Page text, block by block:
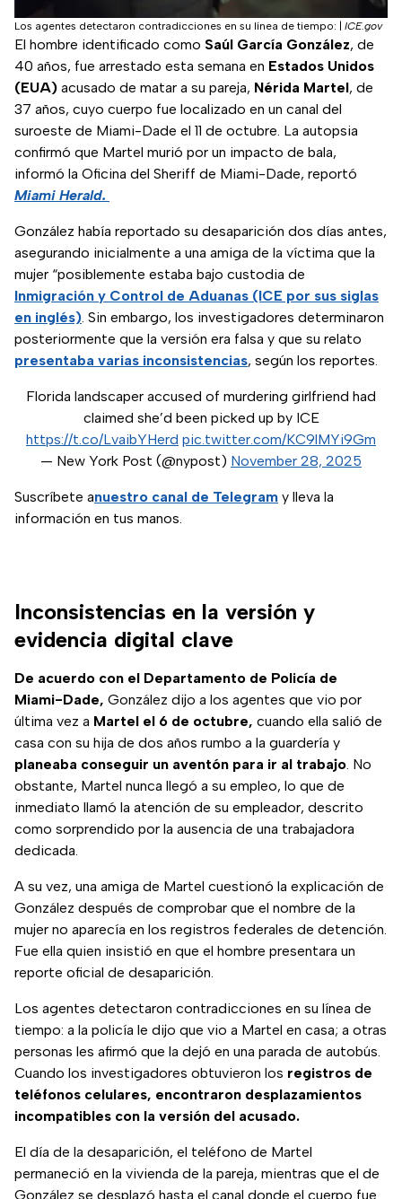
Los agentes detectaron contradicciones en su línea de tiempo: ICE.gov
El hombre identificado como Saúl García González, de
40 años, fue arrestado esta semana en Estados Unidos
(EUA) acusado de matar a su pareja, Nérida Martel, de
37 años, cuyo cuerpo fue localizado en un canal del
suroeste de Miami-Dade el 11 de octubre. La autopsia
confirmó que Martel murió por un impacto de bala,
informó la Oficina del Sheriff de Miami-Dade, reportó
Miami Herald.
González había reportado su desaparición dos días antes,
asegurando inicialmente a una amiga de la víctima que la
mujer “posiblemente estaba bajo custodia de
Inmigración y Control de Aduanas (ICE por sus siglas
en inglés). Sin embargo, los investigadores determinaron
posteriormente que la versión era falsa y que su relato
presentaba varias inconsistencias, según los reportes.
Florida landscaper accused of murdering girlfriend had
claimed she’d been picked up by ICE
https://t.co/LvaibYHerd pic.twitter.com/KC9lMYi9Gm
— New York Post (@nypost) November 28, 2025
Suscríbete anuestro canal de Telegram y lleva la
información en tus manos.
Inconsistencias en la versión y
evidencia digital clave
De acuerdo con el Departamento de Policía de
Miami-Dade, González dijo a los agentes que vio por
última vez a Martel el 6 de octubre, cuando ella salió de
casa con su hija de dos años rumbo a la guardería y
planeaba conseguir un aventón para ir al trabajo. No
obstante, Martel nunca llegó a su empleo, lo que de
inmediato llamó la atención de su empleador, descrito
como sorprendido por la ausencia de una trabajadora
dedicada.
A su vez, una amiga de Martel cuestionó la explicación de
González después de comprobar que el nombre de la
mujer no aparecía en los registros federales de detención.
Fue ella quien insistió en que el hombre presentara un
reporte oficial de desaparición.
Los agentes detectaron contradicciones en su línea de
tiempo: a la policía le dijo que vio a Martel en casa; a otras
personas les afirmó que la dejó en una parada de autobús.
Cuando los investigadores obtuvieron los registros de
teléfonos celulares, encontraron desplazamientos
incompatibles con la versión del acusado.
El día de la desaparición, el teléfono de Martel
permaneció en la vivienda de la pareja, mientras que el de
González se desplazó hasta el canal donde el cuerpo fue